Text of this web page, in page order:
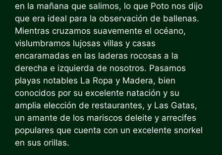
en la mañana que salimos, lo que Poto nos dijo
que era ideal para la observación de ballenas.
Mientras cruzamos suavemente el océano,
vislumbramos lujosas villas y casas
encaramadas en las laderas rocosas a la
derecha e izquierda de nosotros. Pasamos
playas notables La Ropa y Madera, bien
conocidos por su excelente natación y su
amplia elección de restaurantes, y Las Gatas,
un amante de los mariscos deleite y arrecifes
populares que cuenta con un excelente snorkel
en sus orillas.